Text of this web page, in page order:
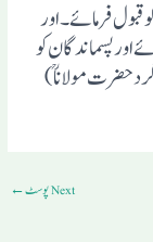
قبول فرمائے ۔ اور
اور پسماندگان کو
حضرت مولاناؒ)
Next پوسٹ ←